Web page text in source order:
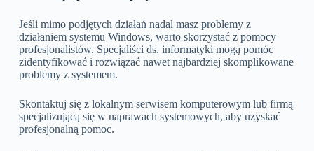
Jeśli mimo podjętych działań nadal masz problemy z
działaniem systemu Windows, warto skorzystać z pomocy
profesjonalistów. Specjaliści ds. informatyki mogą pomóc
zidentyfikować i rozwiązać nawet najbardziej skomplikowane
problemy z systemem.
Skontaktuj się z lokalnym serwisem komputerowym lub firmą
specjalizującą się w naprawach systemowych, aby uzyskać
profesjonalną pomoc.